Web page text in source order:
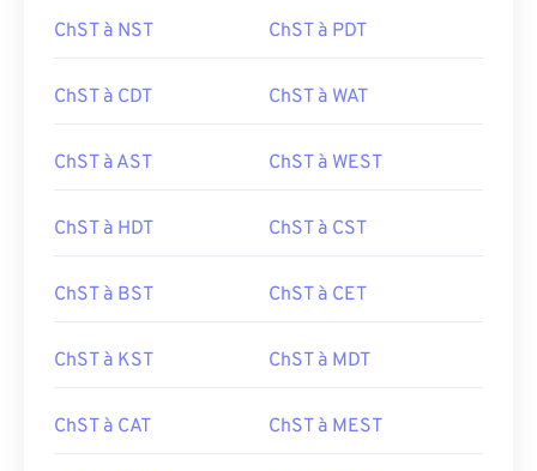
ChST à NST ChST à PDT
ChST à CDT ChST à WAT
ChST à AST ChST à WEST
ChST à HDT ChST à CST
ChST à BST ChST à CET
ChST à KST ChST à MDT
ChST à CAT ChST à MEST